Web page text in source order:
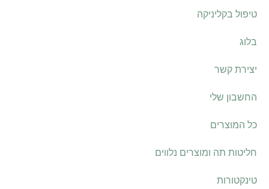
טיפול בקליניקה
בלוג
יצירת קשר
החשבון שלי
כל המוצרים
חליטות תה ומוצרים נלווים
טינקטורות